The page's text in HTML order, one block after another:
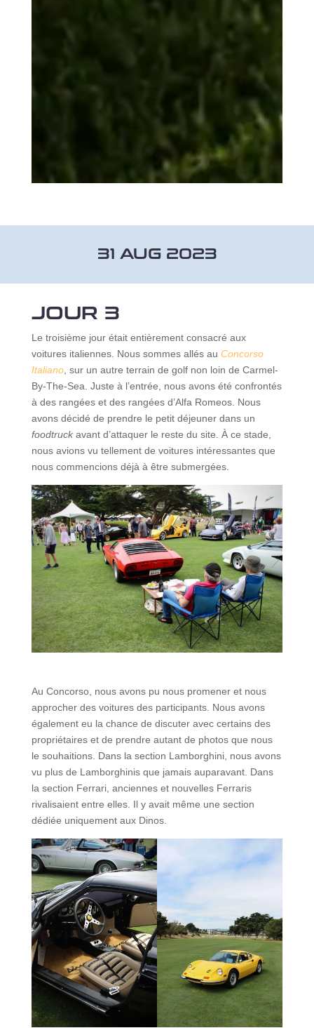
31 AUG 2023
JOUR 3
Le troisième jour était entièrement consacré aux
voitures italiennes. Nous sommes allés au Concorso
Italiano, sur un autre terrain de golf non loin de Carmel-
By-The-Sea. Juste à l’entrée, nous avons été confrontés
à des rangées et des rangées d’Alfa Romeos. Nous
avons décidé de prendre le petit déjeuner dans un
foodtruckavant d’attaquer le reste du site. À ce stade,
nous avions vu tellement de voitures intéressantes que
nous commencions déjà à être submergées.
Au Concorso, nous avons pu nous promener et nous
approcher des voitures des participants. Nous avons
également eu la chance de discuter avec certains des
propriétaires et de prendre autant de photos que nous
le souhaitions. Dans la section Lamborghini, nous avons
vu plus de Lamborghinis que jamais auparavant. Dans
la section Ferrari, anciennes et nouvelles Ferraris
rivalisaient entre elles. Il y avait même une section
dédiée uniquement aux Dinos.